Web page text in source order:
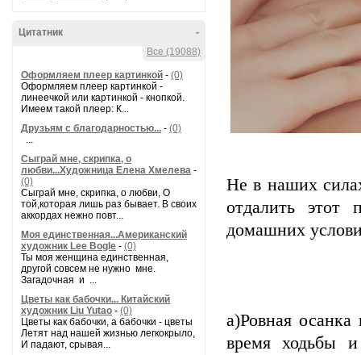
-
Цитатник
Все (19088)
Оформляем плеер картинкой - (0)
Оформляем плеер картинкой -
линеечкой или картинкой - кнопкой.
Имеем такой плеер: К...
Друзьям с благодарностью... - (0)
...
Сыграй мне, скрипка, о
любви...Художница Елена Хмелева -
(0)
Сыграй мне, скрипка, о любви, О
той,которая лишь раз бывает. В своих
аккордах нежно повт...
Моя единственная...Американский
художник Lee Bogle - (0)
Ты моя женщина единственная,
другой совсем не нужно мне.
Загадочная и ...
Цветы как бабочки... Китайский
художник Liu Yutao - (0)
Цветы как бабочки, а бабочки - цветы
Летят над нашей жизнью легкокрыло,
И падают, срывая...
Не в наших
отдалить этот
домашних
a)Ровная
время ходьбы